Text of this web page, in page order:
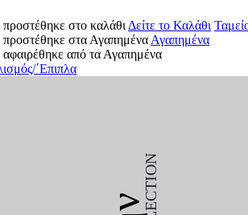
προστέθηκε στο καλάθι Δείτε το Καλάθι
προστέθηκε στα Αγαπημένα Αγαπημένα
αφαιρέθηκε από τα Αγαπημένα
΄Επιπλα